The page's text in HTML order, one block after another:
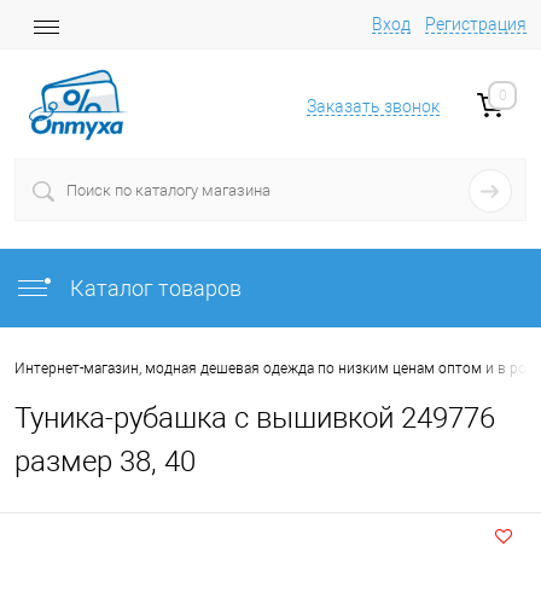
Вход Регистрация
Заказать звонок
0
Каталог товаров
Интернет-магазин, модная дешевая одежда по низким ценам оптом и в
Туника-рубашка с вышивкой 249776
размер 38, 40